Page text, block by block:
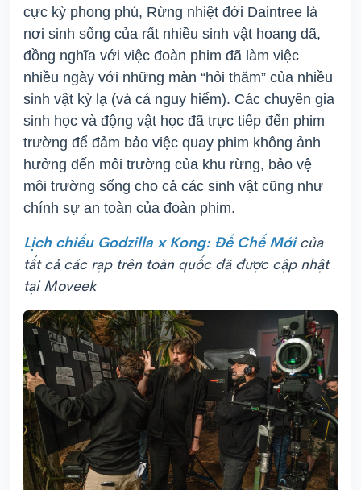
cực kỳ phong phú, Rừng nhiệt đới Daintree là
nơi sinh sống của rất nhiều sinh vật hoang dã,
đồng nghĩa với việc đoàn phim đã làm việc
nhiều ngày với những màn “hỏi thăm” của nhiều
sinh vật kỳ lạ (và cả nguy hiểm). Các chuyên gia
sinh học và động vật học đã trực tiếp đến phim
trường để đảm bảo việc quay phim không ảnh
hưởng đến môi trường của khu rừng, bảo vệ
môi trường sống cho cả các sinh vật cũng như
chính sự an toàn của đoàn phim.
Lịch chiếu Godzilla x Kong: Đế Chế Mớicủa
tất cả các rạp trên toàn quốc đã được cập nhật
tại Moveek